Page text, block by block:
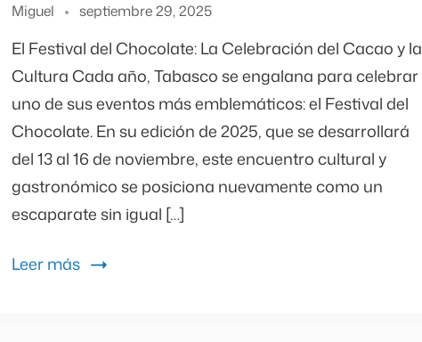
Miguel septiembre 29, 2025
El Festival del Chocolate: La Celebración del Cacao y la
Cultura Cada año, Tabasco se engalana para celebrar
uno de sus eventos más emblemáticos: el Festival del
Chocolate. En su edición de 2025, que se desarrollará
del 13 al 16 de noviembre, este encuentro cultural y
gastronómico se posiciona nuevamente como un
escaparate sin igual […]
Leer más